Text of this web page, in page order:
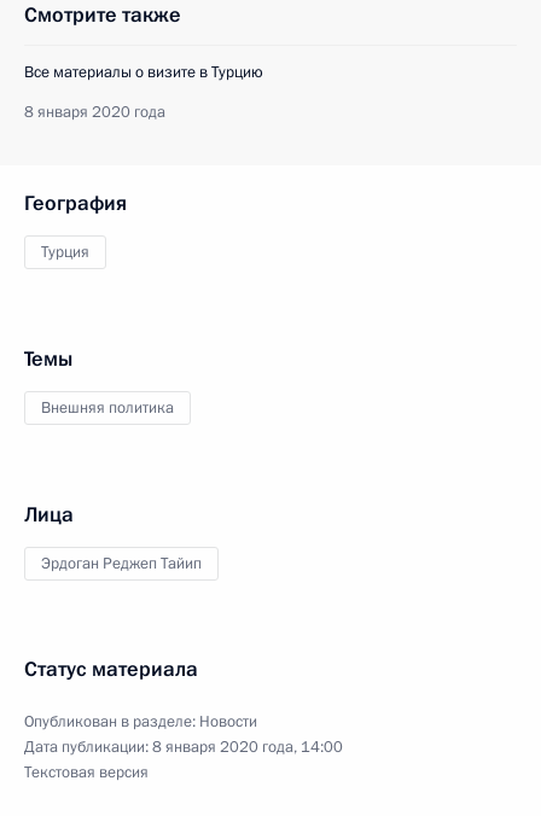
Смотрите также
Все материалы о визите в Турцию
8 января 2020 года
География
Турция
Темы
Внешняя политика
Лица
Эрдоган Реджеп Тайип
Статус материала
Опубликован в разделе: Новости
Дата публикации:8 января 2020 года, 14:00
Текстовая версия